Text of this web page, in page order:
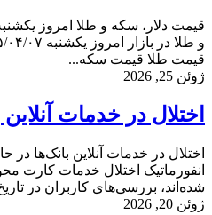
قیمت طلا قیمت سکه...
ژوئن 25, 2026
اختلال در خدمات آنلاین
اختلال در خدمات آنلاین بانک‌ها
انفورماتیک اختلال خدمات کارت
شده‌اند، بررسی‌های کاربران در
ژوئن 20, 2026